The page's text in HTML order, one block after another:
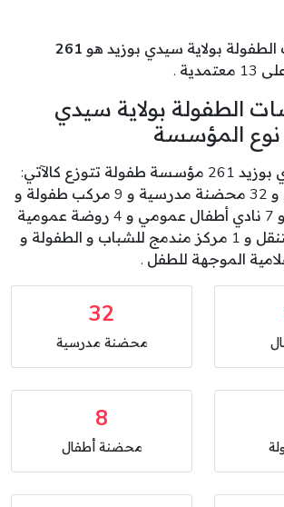
بولاية سيدي بوزيد هو 261
.
الطفولة بولاية سيدي
المؤسسة
تنشط بولاية سيدي بوزيد 261 مؤسسة طفولة تتوزع كالآتي:
197 روضة أطفال و 32 محضنة مدرسية و 9 مركب طفولة و
8 محضنة أطفال و 7 نادي أطفال عمومي و 4 روضة عمومية
و 2 نادي أطفال متنقل و 1 مركز مندمج للشباب و الطفولة و
32
محضنة مدرسية
8
محضنة أطفال